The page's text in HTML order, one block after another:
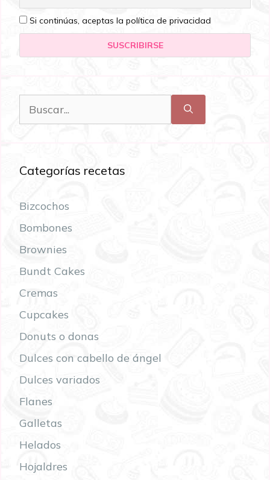
Si continúas, aceptas la política de privacidad
Categorías recetas
Bizcochos
Bombones
Brownies
Bundt Cakes
Cremas
Cupcakes
Donuts o donas
Dulces con cabello de ángel
Dulces variados
Flanes
Galletas
Helados
Hojaldres